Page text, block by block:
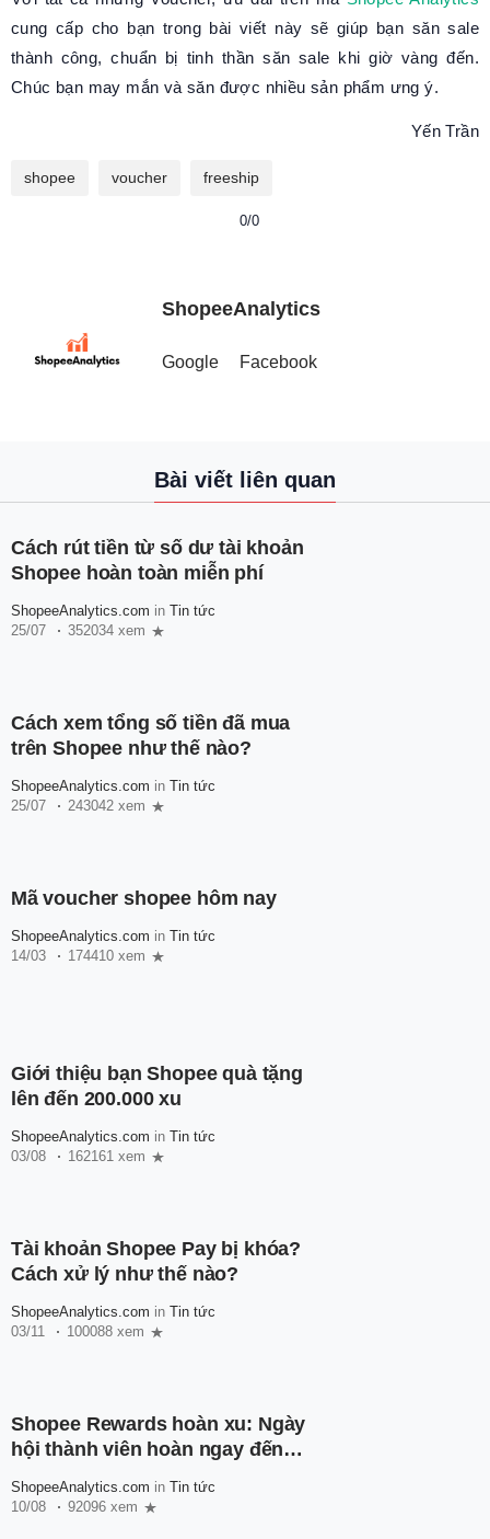
cung cấp cho bạn trong bài viết này sẽ giúp bạn săn sale
thành công, chuẩn bị tinh thần săn sale khi giờ vàng đến.
Chúc bạn may mắn và săn được nhiều sản phẩm ưng ý.
Yến Trần
shopee voucher freeship
0/0
ShopeeAnalytics
Google Facebook
Bài viết liên quan
Cách rút tiền từ số dư tài khoản
Shopee hoàn toàn miễn phí
ShopeeAnalytics.com in Tin tức
25/07
352034 xem
Cách xem tổng số tiền đã mua
trên Shopee như thế nào?
ShopeeAnalytics.com in Tin tức
25/07
243042 xem
Mã voucher shopee hôm nay
ShopeeAnalytics.com in Tin tức
14/03
174410 xem
Giới thiệu bạn Shopee quà tặng
lên đến 200.000 xu
ShopeeAnalytics.com in Tin tức
03/08
162161 xem
Tài khoản Shopee Pay bị khóa?
Cách xử lý như thế nào?
ShopeeAnalytics.com in Tin tức
03/11
100088 xem
Shopee Rewards hoàn xu: Ngày
hội thành viên hoàn ngay đến
ShopeeAnalytics.com in Tin tức
10/08
92096 xem